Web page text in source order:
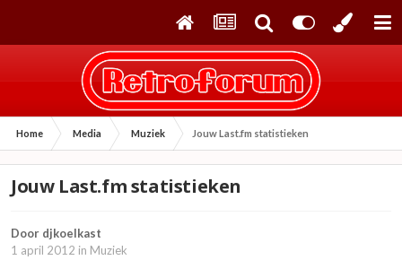
Home Media Muziek Jouw Last.fm statistieken
Jouw Last.fm statistieken
Door djkoelkast
1 april 2012 in Muziek